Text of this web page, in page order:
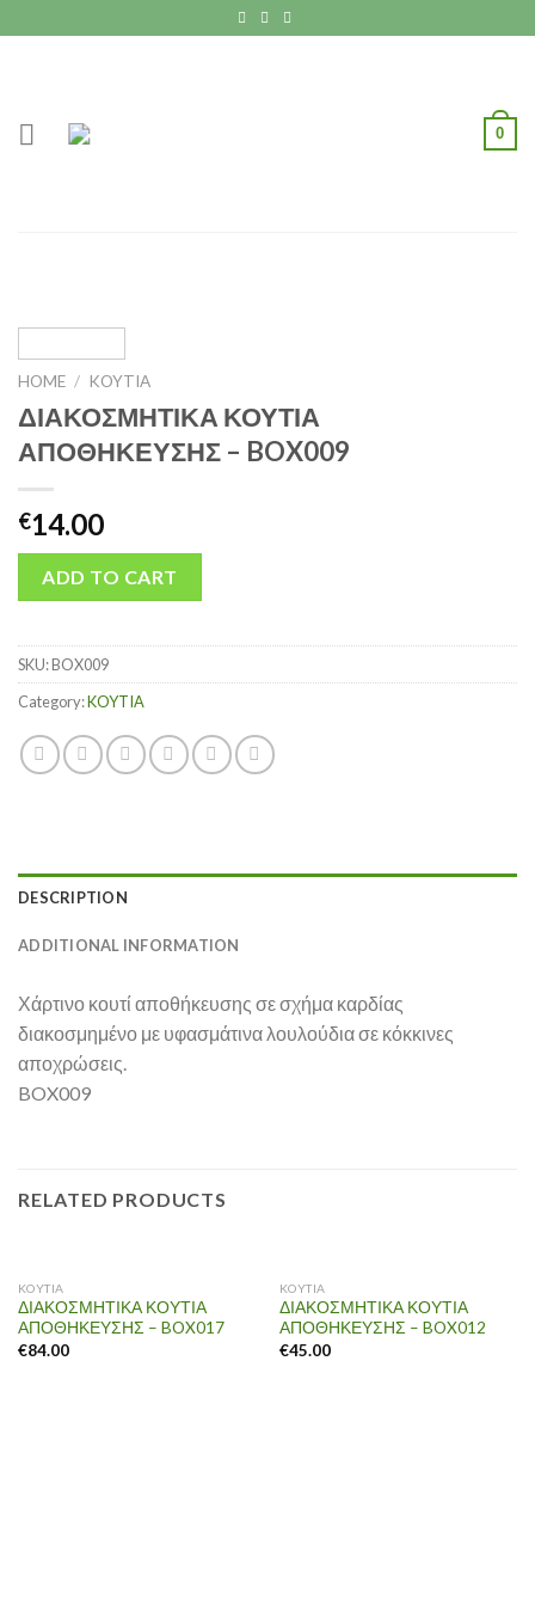
to
0
HOME / KOYTIA
ΔΙΑΚΟΣΜΗΤΙΚΑ ΚΟΥΤΙΑ
ΑΠΟΘΗΚΕΥΣΗΣ – BOX009
€14.00
ADD TO CART
SKU:BOX009
Category:KOYTIA
DESCRIPTION
ADDITIONAL INFORMATION
Χάρτινο κουτί αποθήκευσης σε σχήμα καρδίας
διακοσμημένο με υφασμάτινα λουλούδια σε κόκκινες
αποχρώσεις.
BOX009
RELATED PRODUCTS
KOYTIA
ΔΙΑΚΟΣΜΗΤΙΚΑ ΚΟΥΤΙΑ
ΑΠΟΘΗΚΕΥΣΗΣ – BOX017
€84.00
KOYTIA
ΔΙΑΚΟΣΜΗΤΙΚΑ ΚΟΥΤΙΑ
ΑΠΟΘΗΚΕΥΣΗΣ – BOX012
€45.00